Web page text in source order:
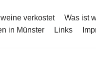
verkostet Was ist
in Münster
Links